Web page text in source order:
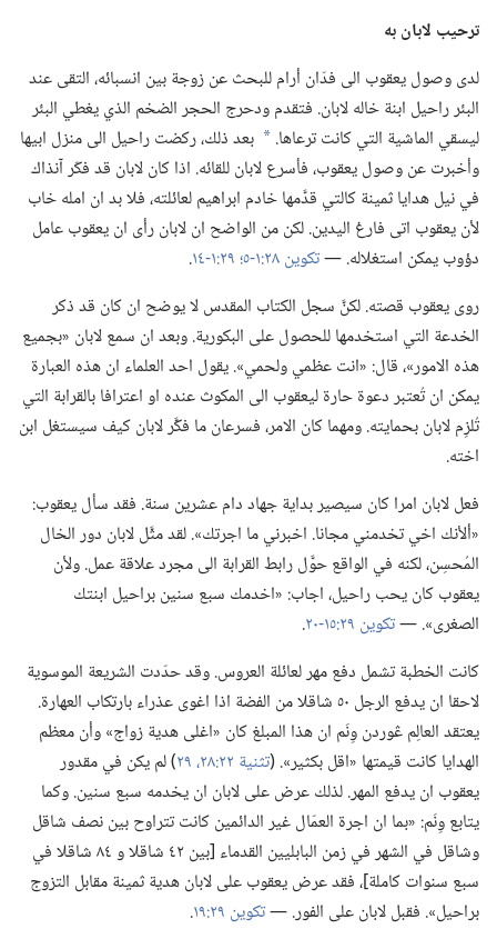
ترحيب لابان به
لدى وصول يعقوب الى فدّان أرام للبحث عن زوجة بين انسبائه،‏ التقى عند
البئر راحيل ابنة خاله لابان.‏ فتقدم ودحرج الحجر الضخم الذي يغطي البئر
ليسقي الماشية التي كانت ترعاها.‏ * بعد ذلك،‏ ركضت راحيل الى منزل ابيها
وأخبرت عن وصول يعقوب،‏ فأسرع لابان للقائه.‏ اذا كان لابان قد فكّر آنذاك
في نيل هدايا ثمينة كالتي قدَّمها خادم ابراهيم لعائلته،‏ فلا بد ان امله خاب
لأن يعقوب اتى فارغ اليدين.‏ لكن من الواضح ان لابان رأى ان يعقوب عامل
دؤوب يمكن استغلاله.‏ —‏تكوين ٢٨:‏١-‏٥؛‏
‏.‏
روى يعقوب قصته.‏ لكنَّ سجل الكتاب المقدس لا يوضح ان كان قد ذكر
الخدعة التي استخدمها للحصول على البكورية.‏ وبعد ان سمع لابان «بجميع
هذه الامور»،‏ قال:‏ «انت عظمي ولحمي».‏ يقول احد العلماء ان هذه العبارة
يمكن ان تُعتبر دعوة حارة ليعقوب الى المكوث عنده او اعترافا بالقرابة التي
تُلزِم لابان بحمايته.‏ ومهما كان الامر،‏ فسرعان ما فكَّر لابان كيف سيستغل ابن
اخته.‏
فعل لابان امرا كان سيصير بداية جهاد دام عشرين سنة.‏ فقد سأل يعقوب:‏
«ألأنك اخي تخدمني مجانا.‏ اخبرني ما اجرتك».‏ لقد مثَّل لابان دور الخال
المُحسِن،‏ لكنه في الواقع حوَّل رابط القرابة الى مجرد علاقة عمل.‏ ولأن
يعقوب كان يحب راحيل،‏ اجاب:‏ «اخدمك سبع سنين براحيل ابنتك
الصغرى».‏ —‏تكوين ٢٩:‏١٥-‏٢٠
‏.‏
كانت الخطبة تشمل دفع مهر لعائلة العروس.‏ وقد حدّدت الشريعة الموسوية
لاحقا ان يدفع الرجل ٥٠ شاقلا من الفضة اذا اغوى عذراء بارتكاب العهارة.‏
يعتقد العالِم ڠوردن وِنَم ان هذا المبلغ كان «اغلى هدية زواج» وأن معظم
الهدايا كانت قيمتها «اقل بكثير».‏ (‏تثنية ٢٢:‏٢٨،‏ ٢٩
‏)‏ لم يكن في مقدور
يعقوب ان يدفع المهر.‏ لذلك عرض على لابان ان يخدمه سبع سنين.‏ وكما
يتابع وِنَم:‏ «بما ان اجرة العمّال غير الدائمين كانت تتراوح بين نصف شاقل
وشاقل في الشهر في زمن البابليين القدماء [بين ٤٢ شاقلا و ٨٤ شاقلا في
سبع سنوات كاملة]،‏ فقد عرض يعقوب على لابان هدية ثمينة مقابل التزوج
براحيل».‏ فقبل لابان على الفور.‏ —‏تكوين ٢٩:‏١٩
‏.‏